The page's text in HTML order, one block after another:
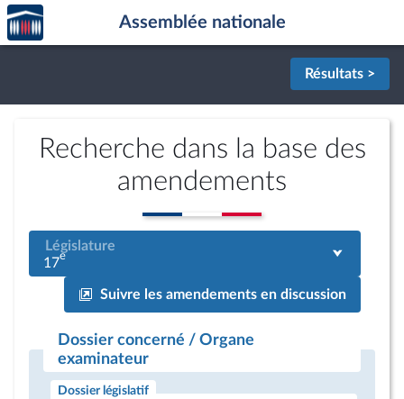
Aller au contenu
Aller en bas de la page
Accèder
à la
page
Assemblée nationale
Résultats >
Recherche dans la base des
amendements
Législature
17e
Suivre les amendements en discussion
Dossier concerné / Organe
examinateur
Dossier législatif